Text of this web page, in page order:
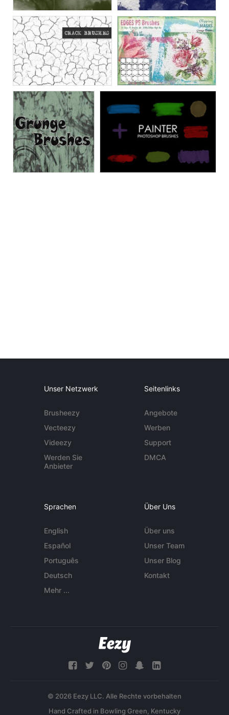
Unser Netzwerk
Brusheezy
Vecteezy
Videezy
Werden Sie
Anbieter
Seitenlinks
Angebote
Werben
Support
DMCA
Sprachen
English
Español
Português
Deutsch
Mehr ...
Über Uns
Über uns
Unser Team
Unser Blog
Kontakt
© 2026 Eezy LLC. Alle Rechte vorbehalten